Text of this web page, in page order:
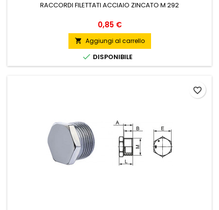
RACCORDI FILETTATI ACCIAIO ZINCATO M 292
Prezzo
0,85 €
 Aggiungi al carrello
 DISPONIBILE
favorite_border